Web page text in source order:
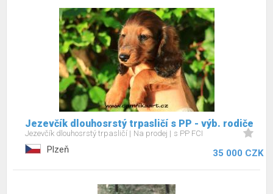
Jezevčík dlouhosrstý trpasličí s PP - výb. rodiče
Jezevčík dlouhosrstý trpasličí Na prodej s PP FCI
Plzeň 35 000 CZK